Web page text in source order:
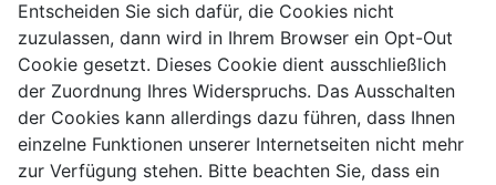
Entscheiden Sie sich dafür, die Cookies nicht
zuzulassen, dann wird in Ihrem Browser ein Opt-Out
Cookie gesetzt. Dieses Cookie dient ausschließlich
der Zuordnung Ihres Widerspruchs. Das Ausschalten
der Cookies kann allerdings dazu führen, dass Ihnen
einzelne Funktionen unserer Internetseiten nicht mehr
zur Verfügung stehen. Bitte beachten Sie, dass ein